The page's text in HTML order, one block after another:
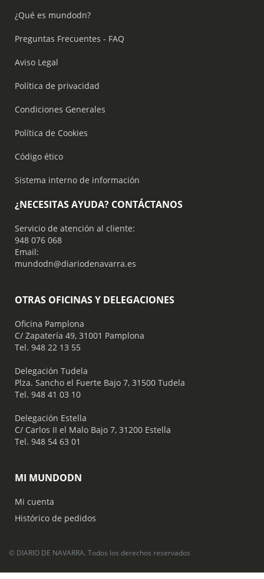
¿Qué es mundodn?
Preguntas Frecuentes - FAQ
Aviso Legal
Política de privacidad
Condiciones Generales
Política de Cookies
Código ético
Sistema interno de información
¿NECESITAS AYUDA? CONTÁCTANOS
Servicio de atención al cliente:
948 076 068
Email:
mundodn@diariodenavarra.es
OTRAS OFICINAS Y DELEGACIONES
Oficina Pamplona
C/ Zapatería 49, 31001 Pamplona
Tel. 948 22 13 55
​ Delegación Tudela
Plza. Sancho el Fuerte Bajo 7, 31500 Tudela
Tel. 948 41 03 10
​ Delegación Estella
C/ Carlos II el Malo Bajo 7, 31200 Estella
Tel. 948 54 63 01
MI MUNDODN
Mi cuenta
Histórico de pedidos
© DIARIO DE NAVARRA. Todos los derechos reservados